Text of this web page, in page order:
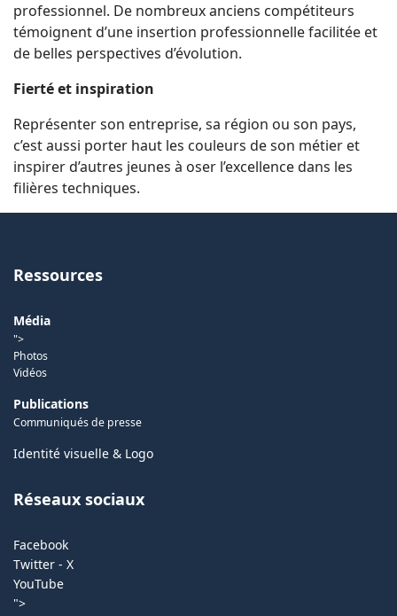
professionnel. De nombreux anciens compétiteurs
témoignent d’une insertion professionnelle facilitée et
de belles perspectives d’évolution.
Fierté et inspiration
Représenter son entreprise, sa région ou son pays,
c’est aussi porter haut les couleurs de son métier et
inspirer d’autres jeunes à oser l’excellence dans les
filières techniques.
Ressources
Média
">
Photos
Vidéos
Publications
Communiqués de presse
Identité visuelle & Logo
Réseaux sociaux
Facebook
Twitter - X
YouTube
">